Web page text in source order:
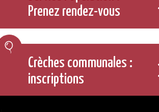
Prenez rendez-vous
Crèches communales :
inscriptions